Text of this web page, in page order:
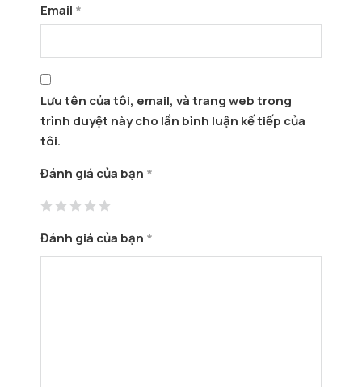
Email *
Lưu tên của tôi, email, và trang web trong
trình duyệt này cho lần bình luận kế tiếp của
tôi.
Đánh giá của bạn *
Đánh giá của bạn *